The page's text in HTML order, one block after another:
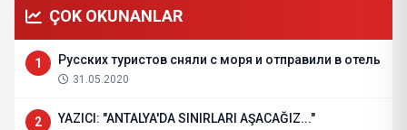
ÇOK OKUNANLAR
1 Русских туристов сняли с моря и отправили в отель
31.05.2020
2 YAZICI: "ANTALYA'DA SINIRLARI AŞACAĞIZ..."